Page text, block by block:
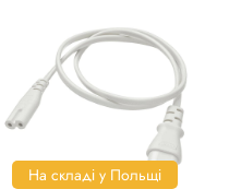
На складі у Польщі